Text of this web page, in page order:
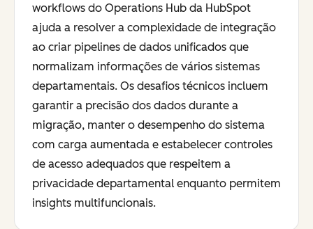
workflows do Operations Hub da HubSpot
ajuda a resolver a complexidade de integração
ao criar pipelines de dados unificados que
normalizam informações de vários sistemas
departamentais. Os desafios técnicos incluem
garantir a precisão dos dados durante a
migração, manter o desempenho do sistema
com carga aumentada e estabelecer controles
de acesso adequados que respeitem a
privacidade departamental enquanto permitem
insights multifuncionais.